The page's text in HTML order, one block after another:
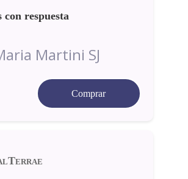
con respuesta
Martini SJ
Comprar